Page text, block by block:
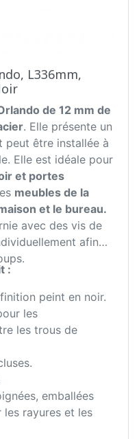
L336mm,
de 12 mm de
. Elle présente un
peut être installée à
Elle est idéale pour
et portes
meubles de la
et le bureau.
avec des vis de
afin
:
peint en noir.
les
les trous de
emballées
rayures et les